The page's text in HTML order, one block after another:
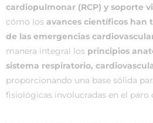
cardiopulmonar (RCP) y soporte
cómo los avances científicos han
de las emergencias
manera integral los principios
sistema respiratorio,
proporcionando una base sólida
fisiológicas involucradas en el paro